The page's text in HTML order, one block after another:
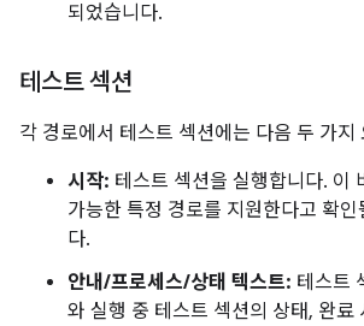
되었습니다.
테스트 섹션
각 경로에서 테스트 섹션에는 다음 두 가지
시작: 테스트 섹션을 실행합니다. 이
가능한 특정 경로를 지원한다고 확인
다.
안내/프로세스/상태 텍스트: 테스트
와 실행 중 테스트 섹션의 상태, 완료